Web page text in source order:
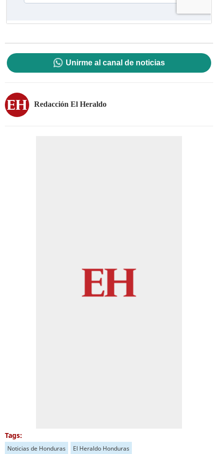
Unirme al canal de noticias
Redacción El Heraldo
Tags:
Noticias de Honduras El Heraldo Honduras